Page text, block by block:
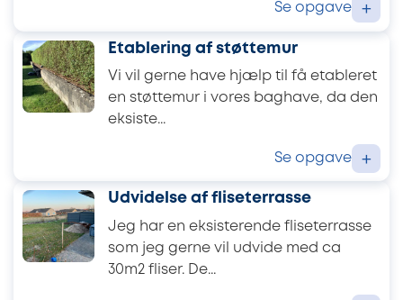
Se opgave +
Etablering af støttemur
Vi vil gerne have hjælp til få etableret
en støttemur i vores baghave, da den
eksiste...
Se opgave +
Udvidelse af fliseterrasse
Jeg har en eksisterende fliseterrasse
som jeg gerne vil udvide med ca
30m2 fliser. De...